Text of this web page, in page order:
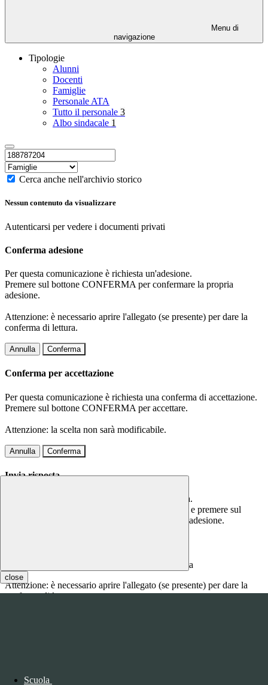
close
Scuola
Menu di
navigazione
Tipologie
Alunni
Docenti
Famiglie
Personale ATA
Tutto il personale 3
Albo sindacale 1
Cerca anche nell'archivio storico
Nessun contenuto da visualizzare
Autenticarsi per vedere i documenti privati
Conferma adesione
Per questa comunicazione è richiesta un'adesione.
Premere sul bottone CONFERMA per confermare la propria
adesione.
Attenzione: è necessario aprire l'allegato (se presente) per dare la
conferma di lettura.
Annulla Conferma
Conferma per accettazione
Per questa comunicazione è richiesta una conferma di accettazione.
Premere sul bottone CONFERMA per accettare.
Attenzione: la scelta non sarà modificabile.
Annulla Conferma
Invia risposta
Per questa comunicazione è richiesta una risposta.
Scrivere la risposta nel campo di testo sottostante e premere sul
bottone CONFERMA per confermare la propria adesione.
Inserire qui la risposta
Attenzione: è necessario aprire l'allegato (se presente) per dare la
conferma di lettura.
Personalizza